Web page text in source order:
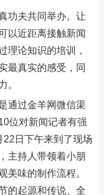
功夫共同举办。让
以近距离接触新闻
理论知识的培训，
最真实的感受，同
。
通过金羊网微信渠
位对新闻记者有强
日下午来到了现场
主持人带领着小朋
美味的制作流程。
的起源和传说、全